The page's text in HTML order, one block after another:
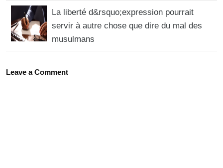
La liberté d&rsquo;expression pourrait
servir à autre chose que dire du mal des
musulmans
Leave a Comment